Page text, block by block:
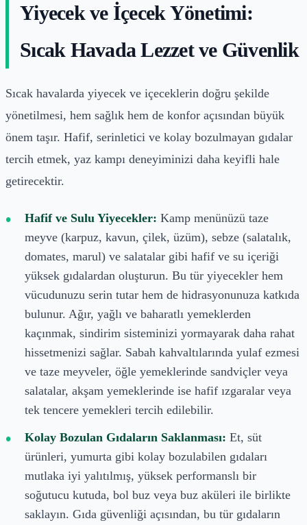
Yiyecek ve İçecek Yönetimi:
Sıcak Havada Lezzet ve Güvenlik
Sıcak havalarda yiyecek ve içeceklerin doğru şekilde
yönetilmesi, hem sağlık hem de konfor açısından büyük
önem taşır. Hafif, serinletici ve kolay bozulmayan gıdalar
tercih etmek, yaz kampı deneyiminizi daha keyifli hale
getirecektir.
Hafif ve Sulu Yiyecekler: Kamp menünüzü taze
meyve (karpuz, kavun, çilek, üzüm), sebze (salatalık,
domates, marul) ve salatalar gibi hafif ve su içeriği
yüksek gıdalardan oluşturun. Bu tür yiyecekler hem
vücudunuzu serin tutar hem de hidrasyonunuza katkıda
bulunur. Ağır, yağlı ve baharatlı yemeklerden
kaçınmak, sindirim sisteminizi yormayarak daha rahat
hissetmenizi sağlar. Sabah kahvaltılarında yulaf ezmesi
ve taze meyveler, öğle yemeklerinde sandviçler veya
salatalar, akşam yemeklerinde ise hafif ızgaralar veya
tek tencere yemekleri tercih edilebilir.
Kolay Bozulan Gıdaların Saklanması: Et, süt
ürünleri, yumurta gibi kolay bozulabilen gıdaları
mutlaka iyi yalıtılmış, yüksek performanslı bir
soğutucu kutuda, bol buz veya buz aküleri ile birlikte
saklayın. Gıda güvenliği açısından, bu tür gıdaların